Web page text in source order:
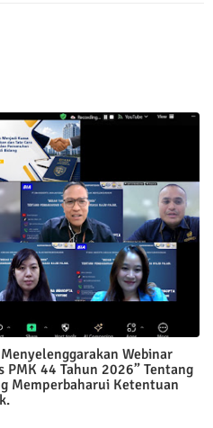
Webinar
PMK 44 Tahun 2026” Tentang
Memperbaharui Ketentuan